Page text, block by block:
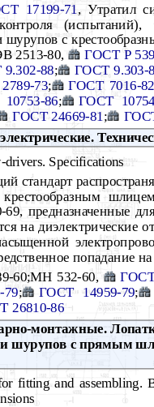
17199-71
, Утратил
(испытаний),
шурупов с
2513-80, ГОСТ Р
88; ГОСТ 9.303-
73; ГОСТ 7016-82
86; ГОСТ
ГОСТ 24669-81 ;
Specifications
стандарт
шлицем
предназначенные
на диэлектрические
попадание
60;МН 532-60, ГОСТ
79; ГОСТ 14959-79;
26810-86
монтажные.
и шурупов с прямым
fitting and assembling.